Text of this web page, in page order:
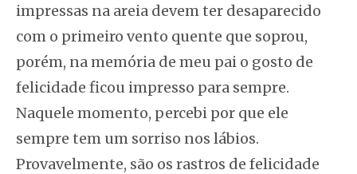
impressas na areia devem ter desaparecido
com o primeiro vento quente que soprou,
porém, na memória de meu pai o gosto de
felicidade ficou impresso para sempre.
Naquele momento, percebi por que ele
sempre tem um sorriso nos lábios.
Provavelmente, são os rastros de felicidade